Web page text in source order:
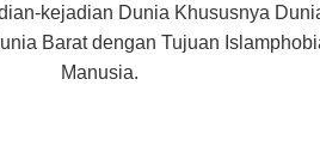
kejadian Dunia Khususnya
Barat dengan Tujuan
Manusia.